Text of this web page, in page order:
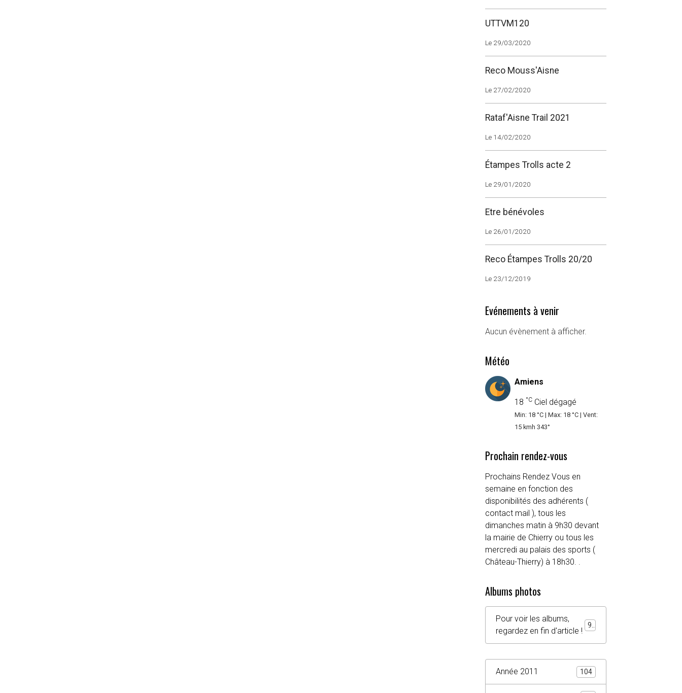
UTTVM120
Le 29/03/2020
Reco Mouss'Aisne
Le 27/02/2020
Rataf'Aisne Trail 2021
Le 14/02/2020
Étampes Trolls acte 2
Le 29/01/2020
Etre bénévoles
Le 26/01/2020
Reco Étampes Trolls 20/20
Le 23/12/2019
Evénements à venir
Aucun évènement à afficher.
Météo
Amiens
18 °CCiel dégagé
Min: 18 °C | Max: 18 °C | Vent:
15 kmh 343°
Prochain rendez-vous
Prochains Rendez Vous en
semaine en fonction des
disponibilités des adhérents (
contact mail ), tous les
dimanches matin à 9h30 devant
la mairie de Chierry ou tous les
mercredi au palais des sports (
Château-Thierry) à 18h30. .
Albums photos
Pour voir les albums,
regardez en fin d'article !
Année 2011 104